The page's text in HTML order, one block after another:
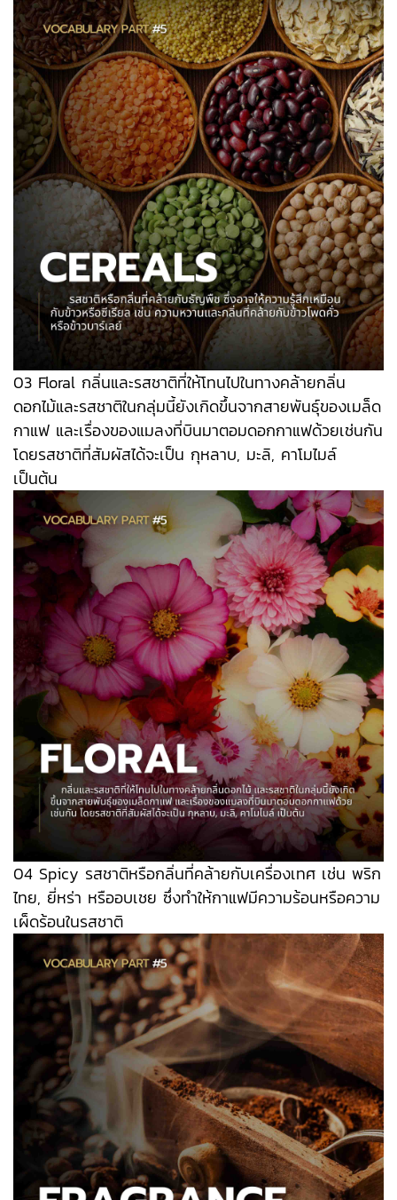
03 Floral กลิ่นและรสชาติที่ให้โทนไปในทางคล้ายกลิ่น
ดอกไม้และรสชาติในกลุ่มนี้ยังเกิดขึ้นจากสายพันธุ์ของเมล็ด
กาแฟ และเรื่องของแมลงที่บินมาตอมดอกกาแฟด้วยเช่นกัน
โดยรสชาติที่สัมผัสได้จะเป็น กุหลาบ, มะลิ, คาโมไมล์
เป็นต้น
04 Spicy รสชาติหรือกลิ่นที่คล้ายกับเครื่องเทศ เช่น พริก
ไทย, ยี่หร่า หรืออบเชย ซึ่งทำให้กาแฟมีความร้อนหรือความ
เผ็ดร้อนในรสชาติ